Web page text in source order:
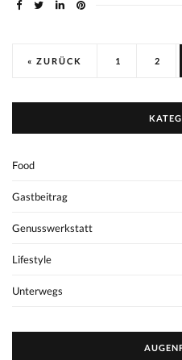
« ZURÜCK 1 2
Food
Gastbeitrag
Genusswerkstatt
Lifestyle
Unterwegs